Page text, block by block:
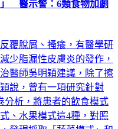
醫示警：6類食物加劇
覆脫屑、搔癢，有醫學研
少脂漏性皮膚炎的發作，
醫師吳明穎建議，除了擦
說，曾有一項研究針對
分析，將患者的飲食模式
、水果模式這4種，對照